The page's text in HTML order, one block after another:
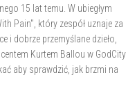
15 lat temu. W ubiegłym
Pain", który zespół uznaje za
i dobrze przemyślane dzieło,
Kurtem Ballou w GodCity
aby sprawdzić, jak brzmi na